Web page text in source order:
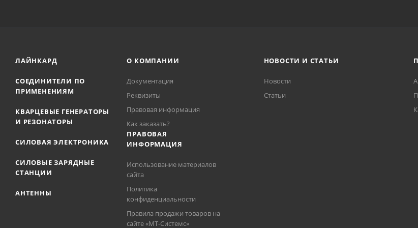
ЛАЙНКАРД
СОЕДИНИТЕЛИ ПО
ПРИМЕНЕНИЯМ
КВАРЦЕВЫЕ ГЕНЕРАТОРЫ
И РЕЗОНАТОРЫ
СИЛОВАЯ ЭЛЕКТРОНИКА
СИЛОВЫЕ ЗАРЯДНЫЕ
СТАНЦИИ
АНТЕННЫ
О КОМПАНИИ
Документация
Реквизиты
Правовая информация
Как заказать?
ПРАВОВАЯ
ИНФОРМАЦИЯ
Использование материалов
сайта
Политика
конфиденциальности
Правила продажи товаров на
сайте «МТ-Системс»
НОВОСТИ И СТАТЬИ
Новости
Статьи